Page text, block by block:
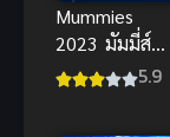
Mummies
2023 มัมมี่ส์
ซับไทย
5.9